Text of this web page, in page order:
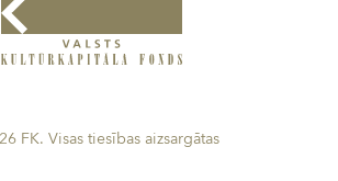
FK. Visas tiesības aizsargātas